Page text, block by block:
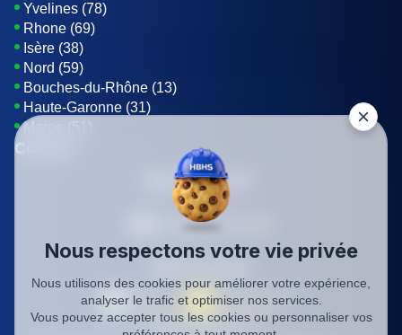
Yvelines (78)
Rhone (69)
Isère (38)
Nord (59)
Bouches-du-Rhône (13)
Haute-Garonne (31)
Marne (51)
Contact
01 85 42 08 07
Envoyer un E-mail
SIREN: 819116823
Nous respectons votre vie privée
Nous utilisons des cookies pour améliorer votre expérience,
analyser le trafic et optimiser nos services.
Vous pouvez accepter tous les cookies ou personnaliser vos